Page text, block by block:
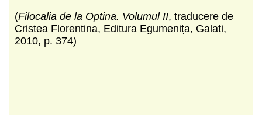
(Filocalia de la Optina. Volumul II, traducere de
Cristea Florentina, Editura Egumenița, Galați,
2010, p. 374)